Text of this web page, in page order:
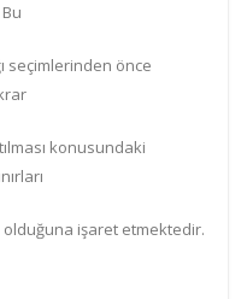
seçimlerinden önce
konusundaki
işaret etmektedir.